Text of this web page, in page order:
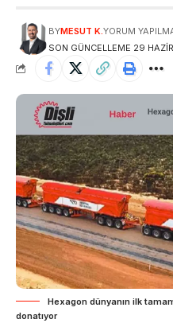
SON GÜNCELLEME 29
BYMESUT K.YORUM
Hexagon dünyanın ilk
donatıyor